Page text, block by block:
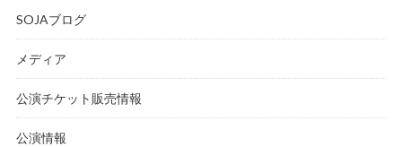
SOJAブログ
メディア
公演チケット販売情報
公演情報